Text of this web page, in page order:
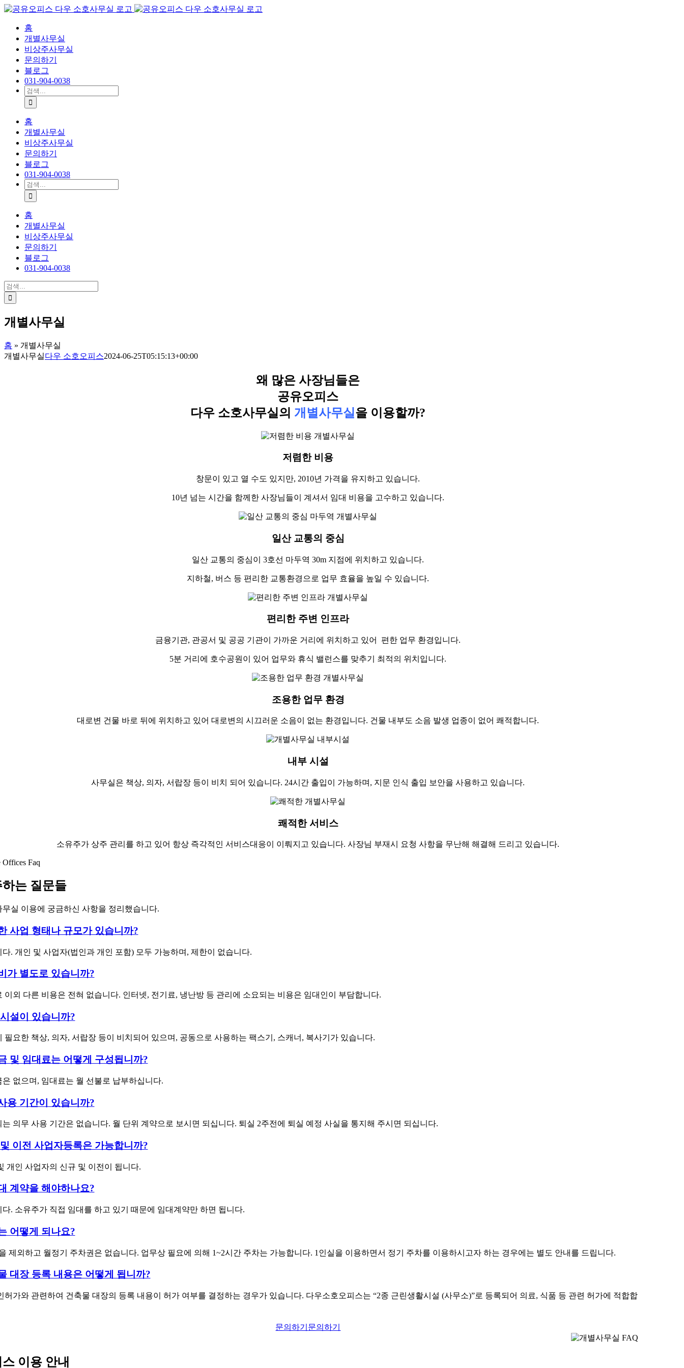
콘
홈
개별사무실
비상주사무실
문의하기
블로그
031-904-0038
검
색:
홈
개별사무실
비상주사무실
문의하기
블로그
031-904-0038
검
색:
홈
개별사무실
비상주사무실
문의하기
블로그
031-904-0038
검
색:
개별사무실
홈 » 개별사무실
개별사무실다우 소호오피스2024-06-25T05:15:13+00:00
왜 많은 사장님들은
공유오피스
다우 소호사무실의 개별사무실 을 이용할까?
저렴한 비용
창문이 있고 열 수도 있지만, 2010년 가격을 유지하고 있습니다.
10년 넘는 시간을 함께한 사장님들이 계셔서 임대 비용을 고수하고 있습니다.
일산 교통의 중심
일산 교통의 중심이 3호선 마두역 30m 지점에 위치하고 있습니다.
지하철, 버스 등 편리한 교통환경으로 업무 효율을 높일 수 있습니다.
편리한 주변 인프라
금융기관, 관공서 및 공공 기관이 가까운 거리에 위치하고 있어 편한 업무 환경입니다.
5분 거리에 호수공원이 있어 업무와 휴식 밸런스를 맞추기 최적의 위치입니다.
조용한 업무 환경
대로변 건물 바로 뒤에 위치하고 있어 대로변의 시끄러운 소음이 없는 환경입니다. 건물 내부도 소음 발생 업종이 없어 쾌적합니다.
내부 시설
사무실은 책상, 의자, 서랍장 등이 비치 되어 있습니다. 24시간 출입이 가능하며, 지문 인식 출입 보안을 사용하고 있습니다.
쾌적한 서비스
소유주가 상주 관리를 하고 있어 항상 즉각적인 서비스대응이 이뤄지고 있습니다. 사장님 부재시 요청 사항을 무난해 해결해 드리고 있습니다.
Offices Faq
는 질문들
무실 이용에 궁금하신 사항을 정리했습니다.
사업 형태나 규모가 있습니까?
다. 개인 및 사업자(법인과 개인 포함) 모두 가능하며, 제한이 없습니다.
가 별도로 있습니까?
이외 다른 비용은 전혀 없습니다. 인터넷, 전기료, 냉난방 등 관리에 소요되는 비용은 임대인이 부담합니다.
설이 있습니까?
필요한 책상, 의자, 서랍장 등이 비치되어 있으며, 공동으로 사용하는 팩스기, 스캐너, 복사기가 있습니다.
및 임대료는 어떻게 구성됩니까?
은 없으며, 임대료는 월 선불로 납부하십니다.
용 기간이 있습니까?
는 의무 사용 기간은 없습니다. 월 단위 계약으로 보시면 되십니다. 퇴실 2주전에 퇴실 예정 사실을 통지해 주시면 되십니다.
이전 사업자등록은 가능합니까?
개인 사업자의 신규 및 이전이 됩니다.
계약을 해야하나요?
다. 소유주가 직접 임대를 하고 있기 때문에 임대계약만 하면 됩니다.
어떻게 되나요?
제외하고 월정기 주차권은 없습니다. 업무상 필요에 의해 1~2시간 주차는 가능합니다. 1인실을 이용하면서 정기 주차를 이용하시고자 하는 경우에는 별도 안내를 드립니다.
대장 등록 내용은 어떻게 됩니까?
허가와 관련하여 건축물 대장의 등록 내용이 허가 여부를 결정하는 경우가 있습니다. 다우소호오피스는 “2종 근린생활시설 (사무소)”로 등록되어 의료, 식품 등 관련 허가에 적합합
문의하기 문의하기
이용 안내